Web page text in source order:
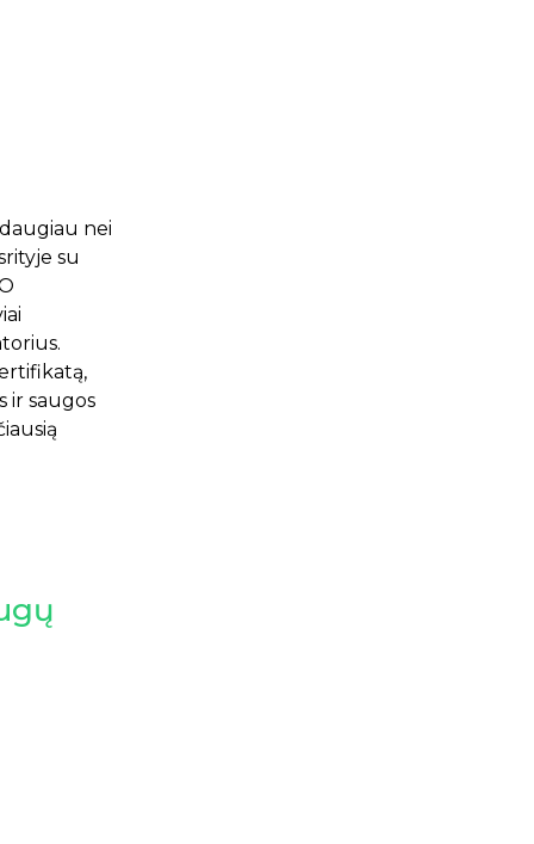
nei
su
ir saugos